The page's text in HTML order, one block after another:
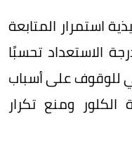
استمرار المتابعة
الاستعداد تحسبًا
للوقوف على أسباب
ومنع تكرار